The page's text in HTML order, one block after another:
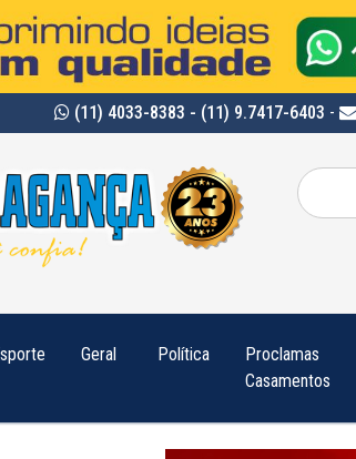
(11) 4033-8383 - (11) 9.7417-6403 -
Pesquisar
por:
Geral Política
Proclamas
Casamentos